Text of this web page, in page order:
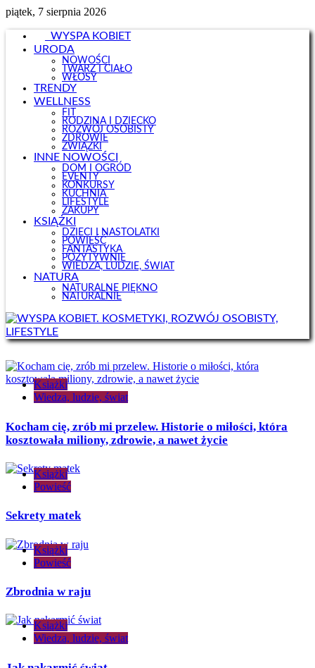
piątek, 7 sierpnia 2026
WYSPA KOBIET
URODA
NOWOŚCI
TWARZ I CIAŁO
WŁOSY
TRENDY
WELLNESS
FIT
RODZINA I DZIECKO
ROZWÓJ OSOBISTY
ZDROWIE
ZWIĄZKI
INNE NOWOŚCI
DOM I OGRÓD
EVENTY
KONKURSY
KUCHNIA
LIFESTYLE
ZAKUPY
KSIĄŻKI
DZIECI I NASTOLATKI
POWIEŚĆ
FANTASTYKA
POZYTYWNIE
WIEDZA, LUDZIE, ŚWIAT
NATURA
NATURALNE PIĘKNO
NATURALNIE
Książki
Wiedza, ludzie, świat
Kocham cię, zrób mi przelew. Historie o miłości, która
kosztowała miliony, zdrowie, a nawet życie
Książki
Powieść
Sekrety matek
Książki
Powieść
Zbrodnia w raju
Książki
Wiedza, ludzie, świat